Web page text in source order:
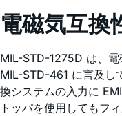
電磁気互換
MIL-STD-1275D は、
MIL-STD-461 に言及し
換システムの入力に
トッパを使用してもフ